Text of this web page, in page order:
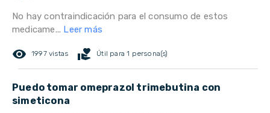
No hay contraindicación para el consumo de estos
medicame... Leer más
remove_red_eye 1997 vistas volunteer_activism Útil para 1 persona(s)
Puedo tomar omeprazol trimebutina con
simeticona